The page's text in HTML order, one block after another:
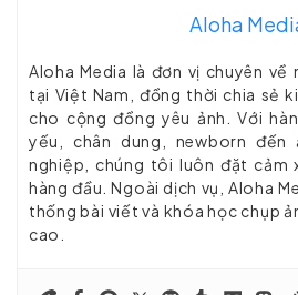
Aloha
Aloha Media là đơn vị chuyên về
tại Việt Nam, đồng thời chia sẻ
cho cộng đồng yêu ảnh. Với
yếu, chân dung, newborn đến
nghiệp, chúng tôi luôn đặt cảm
hàng đầu. Ngoài dịch vụ, Aloha
thống bài viết và khóa học chụp
cao.